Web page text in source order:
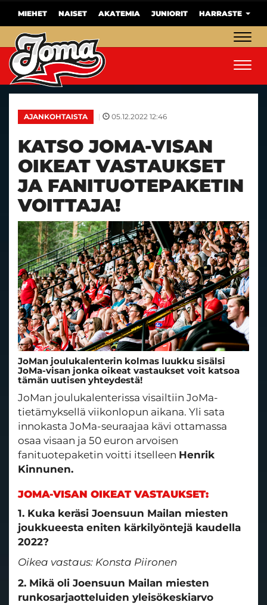
MIEHET NAISET AKATEMIA JUNIORIT HARRASTE
AJANKOHTAISTA | 05.12.2022 12:46
KATSO JOMA-VISAN
OIKEAT VASTAUKSET
JA FANITUOTEPAKETIN
VOITTAJA!
JoMan joulukalenterin kolmas luukku sisälsi
JoMa-visan jonka oikeat vastaukset voit katsoa
tämän uutisen yhteydestä!
JoMan joulukalenterissa visailtiin JoMa-
tietämyksellä viikonlopun aikana. Yli sata
innokasta JoMa-seuraajaa kävi ottamassa
osaa visaan ja 50 euron arvoisen
fanituotepaketin voitti itselleen Henrik
Kinnunen.
JOMA-VISAN OIKEAT VASTAUKSET:
1. Kuka keräsi Joensuun Mailan miesten
joukkueesta eniten kärkilyöntejä kaudella
2022?
Oikea vastaus: Konsta Piironen
2. Mikä oli Joensuun Mailan miesten
runkosarjaotteluiden yleisökeskiarvo